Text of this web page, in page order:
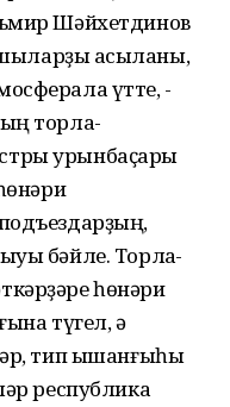
Шәйхетдинов
асыҡланы,
үтте, -
торлаҡ-
урынбаҫары
бәйле. Торлаҡ-
һөнәри
түгел, ә
тип ышанғыһы
республика